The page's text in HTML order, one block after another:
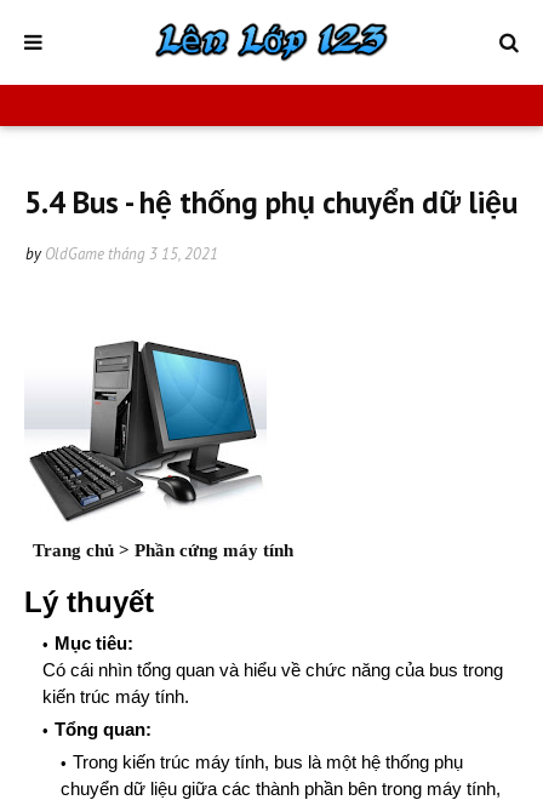
5.4 Bus - hệ thống phụ chuyển dữ liệu
by OldGame tháng 3 15, 2021
Trang chủ > Phần cứng máy tính
Lý thuyết
Mục tiêu:
Có cái nhìn tổng quan và hiểu về chức năng của bus trong
kiến trúc máy tính.
Tổng quan:
Trong kiến trúc máy tính, bus là một hệ thống phụ
chuyển dữ liệu giữa các thành phần bên trong máy tính,